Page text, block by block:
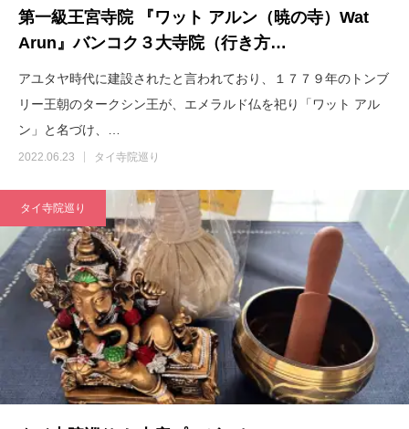
第一級王宮寺院 『ワット アルン（暁の寺）Wat
Arun』バンコク３大寺院（行き方…
アユタヤ時代に建設されたと言われており、１７７９年のトンブ
リー王朝のタークシン王が、エメラルド仏を祀り「ワット アル
ン」と名づけ、…
2022.06.23 タイ寺院巡り
タイ寺院巡り